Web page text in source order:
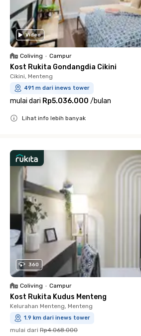
Video
Coliving • Campur
Kost Rukita Gondangdia Cikini
Cikini, Menteng
491 m dari inews tower
mulai dari Rp5.036.000 /bulan
Lihat info lebih banyak
360
Coliving • Campur
Kost Rukita Kudus Menteng
Kelurahan Menteng, Menteng
1.9 km dari inews tower
mulai dari Rp4.068.000